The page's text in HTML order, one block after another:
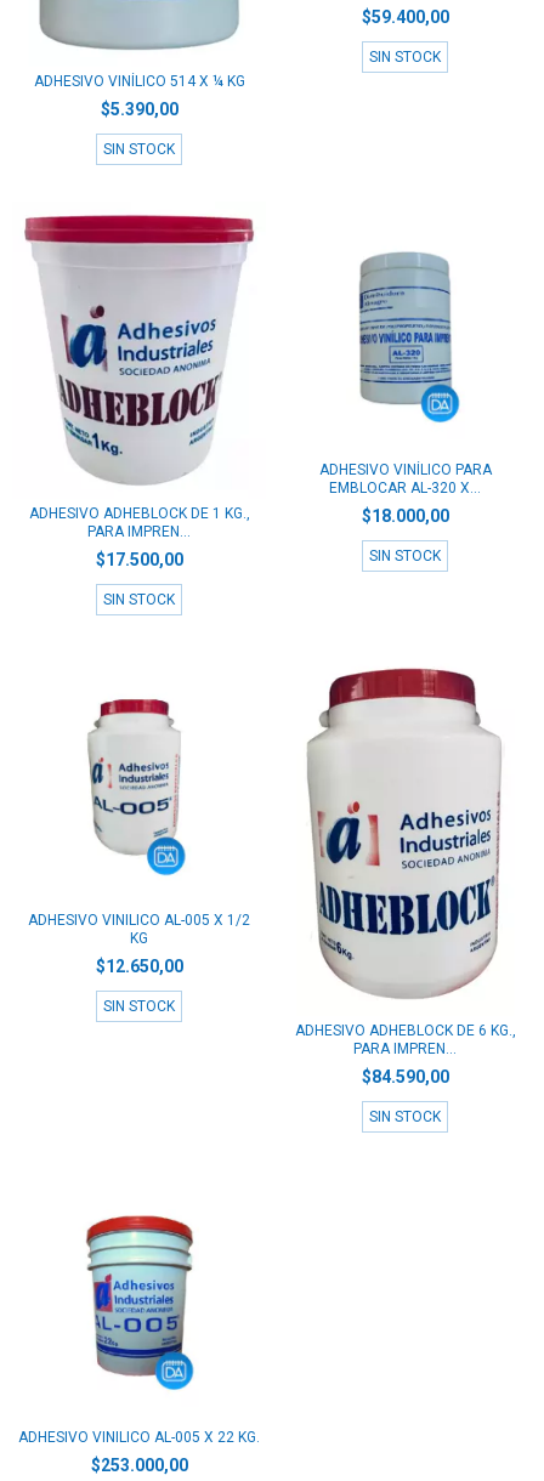
ADHESIVO VINÍLICO 514 X ¼ KG
$5.390,00
SIN STOCK
$59.400,00
SIN STOCK
ADHESIVO ADHEBLOCK DE 1 KG.,
PARA IMPREN...
$17.500,00
SIN STOCK
ADHESIVO VINÍLICO PARA
EMBLOCAR AL-320 X...
$18.000,00
SIN STOCK
ADHESIVO VINILICO AL-005 X 1/2
KG
$12.650,00
SIN STOCK
ADHESIVO ADHEBLOCK DE 6 KG.,
PARA IMPREN...
$84.590,00
SIN STOCK
ADHESIVO VINILICO AL-005 X 22 KG.
$253.000,00